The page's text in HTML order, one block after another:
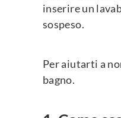
inserire un
sospeso.
Per aiutarti a
bagno.